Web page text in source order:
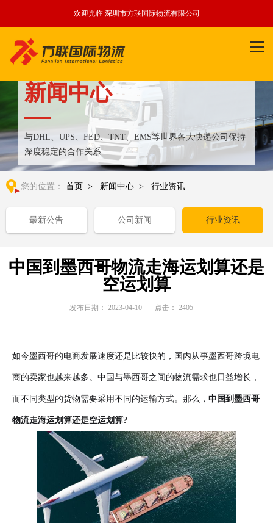
欢迎光临 深圳市方联国际物流有限公司
新闻中心
与DHL、UPS、FED、TNT、EMS等世界各大快递公司保持
深度稳定的合作关系
整合全球优质物流运输资源,满足国内外客户更多个性化需求
您的位置： 首页 > 新闻中心 > 行业资讯
最新公告 公司新闻 行业资讯
中国到墨西哥物流走海运划算还是
空运划算
发布日期： 2023-04-10 点击： 2405
如今墨西哥的电商发展速度还是比较快的，国内从事墨西哥跨境电
商的卖家也越来越多。中国与墨西哥之间的物流需求也日益增长，
而不同类型的货物需要采用不同的运输方式。那么， 中国到墨西哥
物流走海运划算还是空运划算?